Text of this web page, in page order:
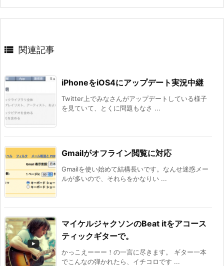
 関連記事
iPhoneをiOS4にアップデート実況中継
Twitter上でみなさんがアップデートしている様子
を見ていて、とくに問題もなさ ...
Gmailがオフライン閲覧に対応
Gmailを使い始めて結構長いです。なんせ迷惑メー
ルが多いので、それらをかなりい ...
マイケルジャクソンのBeat itをアコース
ティックギターで。
かっこえーーー！の一言に尽きます。 ギター一本
でこんなの弾かれたら、イチコロです ...